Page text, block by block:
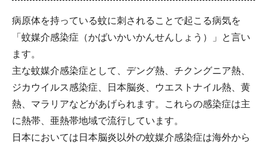
病原体を持っている蚊に刺されることで起こる病気を
「蚊媒介感染症（かばいかいかんせんしょう）」と言い
ます。
主な蚊媒介感染症として、デング熱、チクングニア熱、
ジカウイルス感染症、日本脳炎、ウエストナイル熱、黄
熱、マラリアなどがあげられます。これらの感染症は主
に熱帯、亜熱帯地域で流行しています。
日本においては日本脳炎以外の蚊媒介感染症は海外から